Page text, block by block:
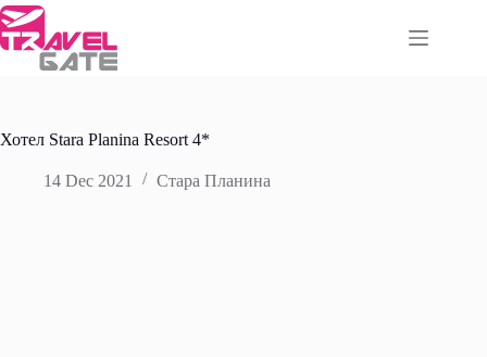
Skip
to
content
Хотел Stara Planina Resort 4*
14 Dec 2021 Стара Планина